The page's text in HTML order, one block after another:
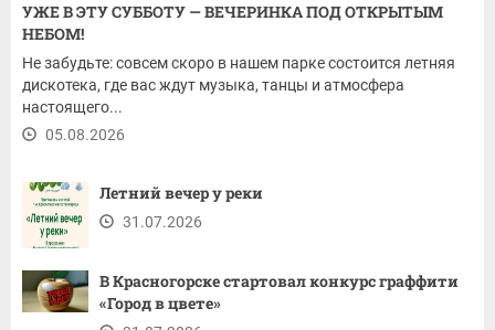
УЖЕ В ЭТУ СУББОТУ — ВЕЧЕРИНКА ПОД ОТКРЫТЫМ
НЕБОМ!
Не забудьте: совсем скоро в нашем парке состоится летняя
дискотека, где вас ждут музыка, танцы и атмосфера
настоящего...
05.08.2026
Летний вечер у реки
31.07.2026
В Красногорске стартовал конкурс граффити
«Город в цвете»